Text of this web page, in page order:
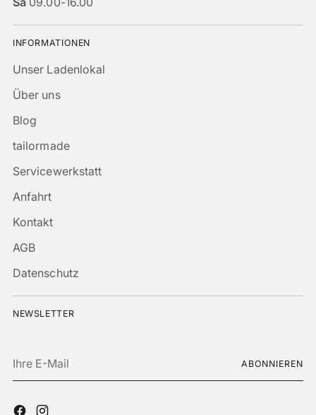
INFORMATIONEN
Unser Ladenlokal
Über uns
Blog
tailormade
Servicewerkstatt
Anfahrt
Kontakt
AGB
Datenschutz
NEWSLETTER
E-
ABONNIEREN